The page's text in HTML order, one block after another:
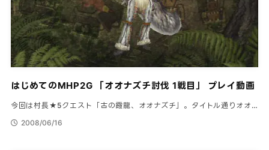
はじめてのMHP2G 「オオナズチ討伐 1戦目」 プレイ動画
今回は村長★5クエスト「古の霞龍、オオナズチ」。タイトル通りオオ…
2008/06/16